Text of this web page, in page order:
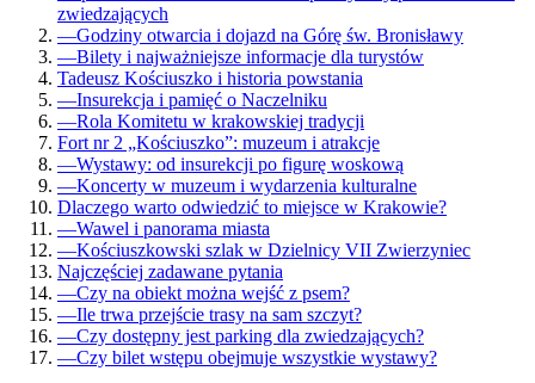
zwiedzających
—Godziny otwarcia i dojazd na Górę św. Bronisławy
—Bilety i najważniejsze informacje dla turystów
Tadeusz Kościuszko i historia powstania
—Insurekcja i pamięć o Naczelniku
—Rola Komitetu w krakowskiej tradycji
Fort nr 2 „Kościuszko”: muzeum i atrakcje
—Wystawy: od insurekcji po figurę woskową
—Koncerty w muzeum i wydarzenia kulturalne
Dlaczego warto odwiedzić to miejsce w Krakowie?
—Wawel i panorama miasta
—Kościuszkowski szlak w Dzielnicy VII Zwierzyniec
Najczęściej zadawane pytania
—Czy na obiekt można wejść z psem?
—Ile trwa przejście trasy na sam szczyt?
—Czy dostępny jest parking dla zwiedzających?
—Czy bilet wstępu obejmuje wszystkie wystawy?